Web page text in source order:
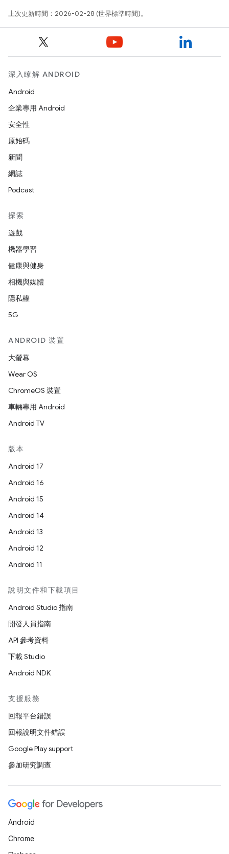
上次更新時間：2026-02-28 (世界標準時間)。
深入瞭解 ANDROID
Android
企業專用 Android
安全性
原始碼
新聞
網誌
Podcast
探索
遊戲
機器學習
健康與健身
相機與媒體
隱私權
5G
ANDROID 裝置
大螢幕
Wear OS
ChromeOS 裝置
車輛專用 Android
Android TV
版本
Android 17
Android 16
Android 15
Android 14
Android 13
Android 12
Android 11
說明文件和下載項目
Android Studio 指南
開發人員指南
API 參考資料
下載 Studio
Android NDK
支援服務
回報平台錯誤
回報說明文件錯誤
Google Play support
參加研究調查
Android
Chrome